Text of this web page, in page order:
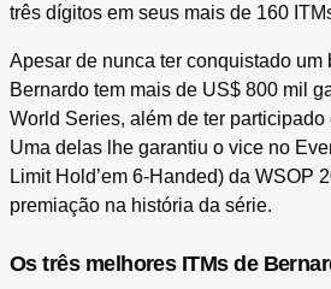
três dígitos em seus mais de 160
Apesar de nunca ter conquistado um
Bernardo tem mais de US$ 800 mil
World Series, além de ter
Uma delas lhe garantiu o vice no
Limit Hold’em 6-Handed) da WSOP
premiação na história da série.
Os três melhores ITMs de